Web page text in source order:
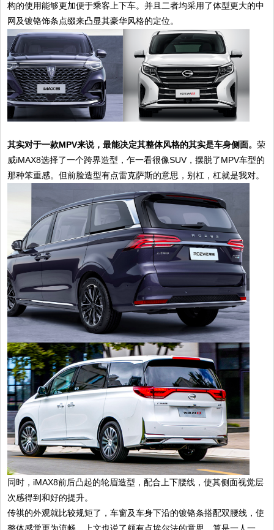
构的使用能够更加便于乘客上下车。并且二者均采用了体型更大的中
网及镀铬饰条点缀来凸显其豪华风格的定位。
其实对于一款MPV来说，最能决定其整体风格的其实是车身侧面。荣
威iMAX8选择了一个跨界造型，乍一看很像SUV，摆脱了MPV车型的
那种笨重感。但前脸造型有点雷克萨斯的意思，别杠，杠就是我对。
同时，iMAX8前后凸起的轮眉造型，配合上下腰线，使其侧面视觉层
次感得到和好的提升。
传祺的外观就比较规矩了，车窗及车身下沿的镀铬条搭配双腰线，使
整体感觉更为流畅。上文也说了颇有点埃尔法的意思，算是一人一